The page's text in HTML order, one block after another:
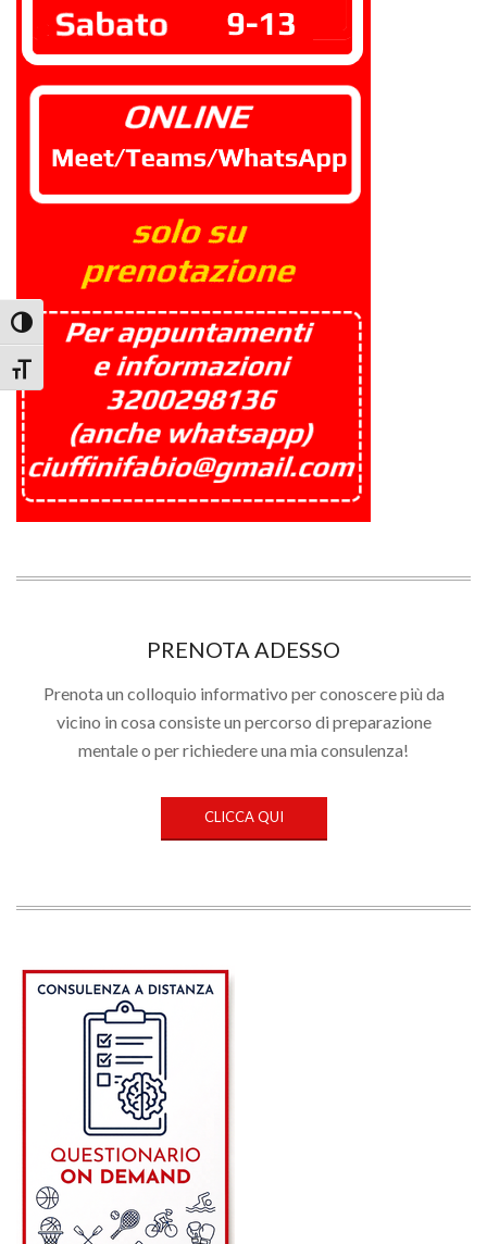
Attiva/disattiva alto contrasto
Attiva/disattiva dimensione testo
PRENOTA ADESSO
Prenota un colloquio informativo per conoscere più da
vicino in cosa consiste un percorso di preparazione
mentale o per richiedere una mia consulenza!
CLICCA QUI